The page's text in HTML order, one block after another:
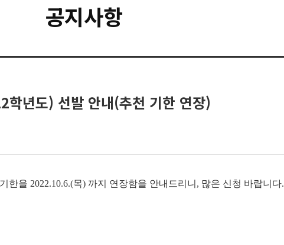
공지사항
년도) 선발 안내(추천 기한 연장)
을 2022.10.6.(목) 까지 연장함을 안내드리니, 많은 신청 바랍니다.